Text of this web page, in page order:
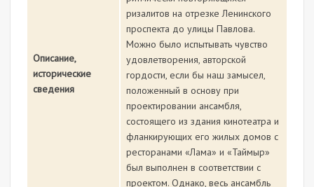
Описание,
исторические
сведения
ризалитов на отрезке Ленинского
проспекта до улицы Павлова.
Можно было испытывать чувство
удовлетворения, авторской
гордости, если бы наш замысел,
положенный в основу при
проектировании ансамбля,
состоящего из здания кинотеатра и
фланкирующих его жилых домов с
ресторанами «Лама» и «Таймыр»
был выполнен в соответствии с
проектом. Однако, весь ансамбль